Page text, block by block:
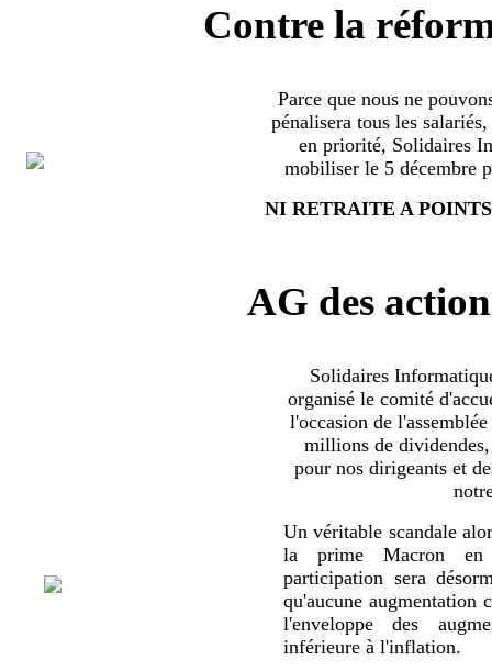
Contre la
Parce que nous ne
pénalisera tous les
en priorité, Solidaires
mobiliser le 5 décembre
NI RETRAITE A
AG des
Solidaires
organisé le comité
l'occasion de
millions de
pour nos dirigeants et
Un véritable scandale
la prime Macron
participation sera
qu'aucune augmentation
l'enveloppe des
inférieure à l'inflation.